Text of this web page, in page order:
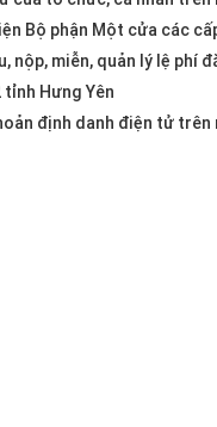
Bộ phận Một cửa các
nộp, miễn, quản lý lệ phí
Hưng Yên
định danh điện tử trên